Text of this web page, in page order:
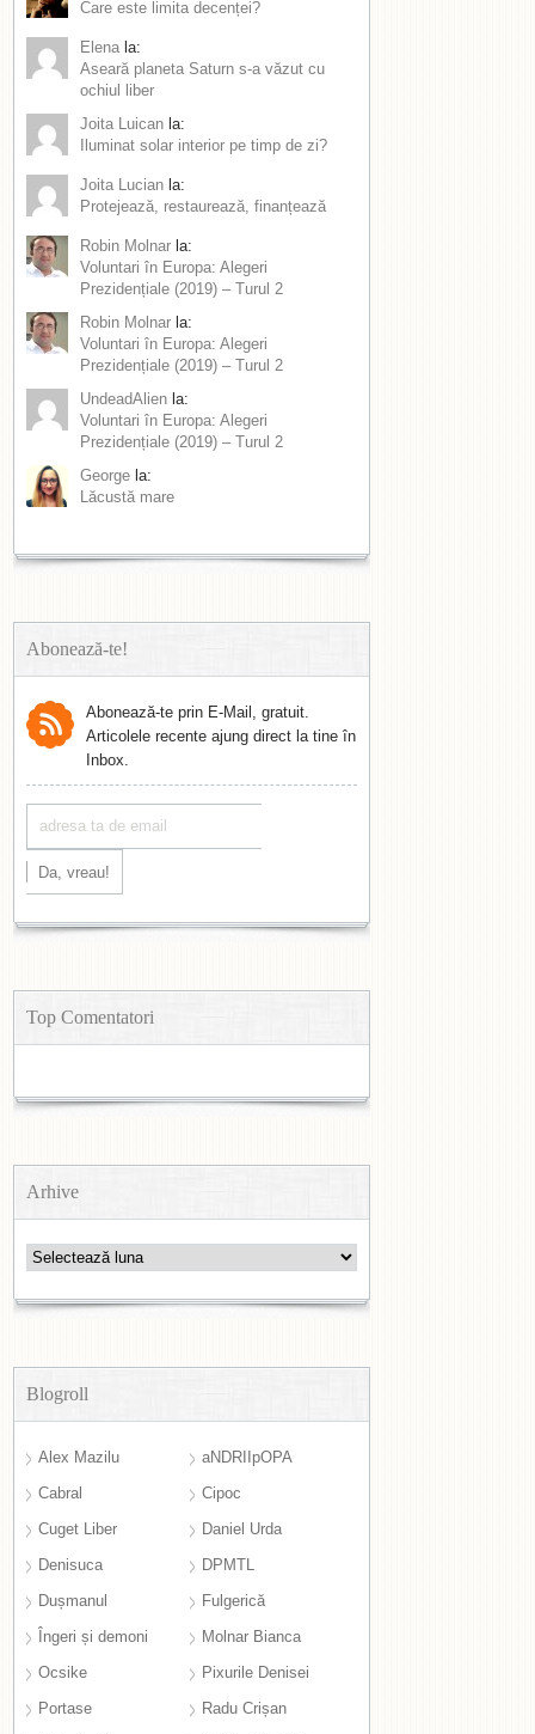
Care este limita decenței?
Elena la:
Aseară planeta Saturn s-a văzut cu
ochiul liber
Joita Luican la:
Iluminat solar interior pe timp de zi?
Joita Lucian la:
Protejează, restaurează, finanțează
Robin Molnar la:
Voluntari în Europa: Alegeri
Prezidențiale (2019) – Turul 2
Robin Molnar la:
Voluntari în Europa: Alegeri
Prezidențiale (2019) – Turul 2
UndeadAlien la:
Voluntari în Europa: Alegeri
Prezidențiale (2019) – Turul 2
George la:
Lăcustă mare
Abonează-te!
Abonează-te prin E-Mail, gratuit.
Articolele recente ajung direct la tine în
Inbox.
Top Comentatori
Arhive
Arhive
Blogroll
Alex Mazilu
aNDRIIpOPA
Cabral
Cipoc
Cuget Liber
Daniel Urda
Denisuca
DPMTL
Dușmanul
Fulgerică
Îngeri și demoni
Molnar Bianca
Ocsike
Pixurile Denisei
Portase
Radu Crișan